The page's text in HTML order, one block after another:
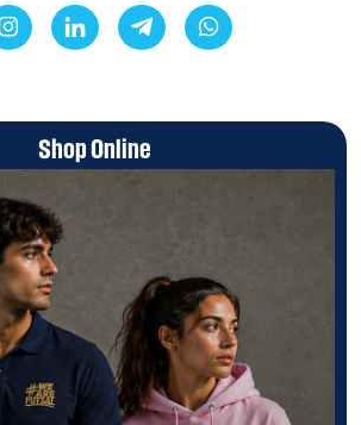
Shop Online